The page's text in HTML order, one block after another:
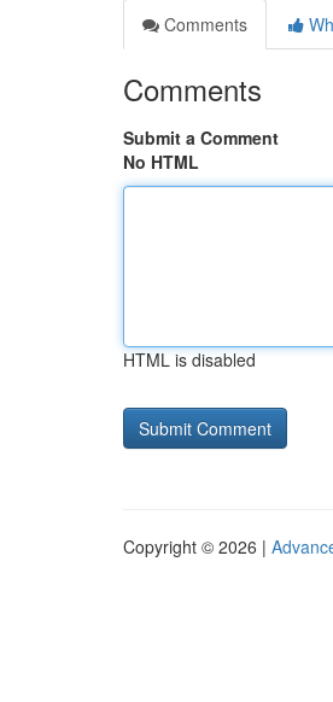
Comments
Comments
Submit a Comment
No HTML
HTML is disabled
Copyright © 2026 |